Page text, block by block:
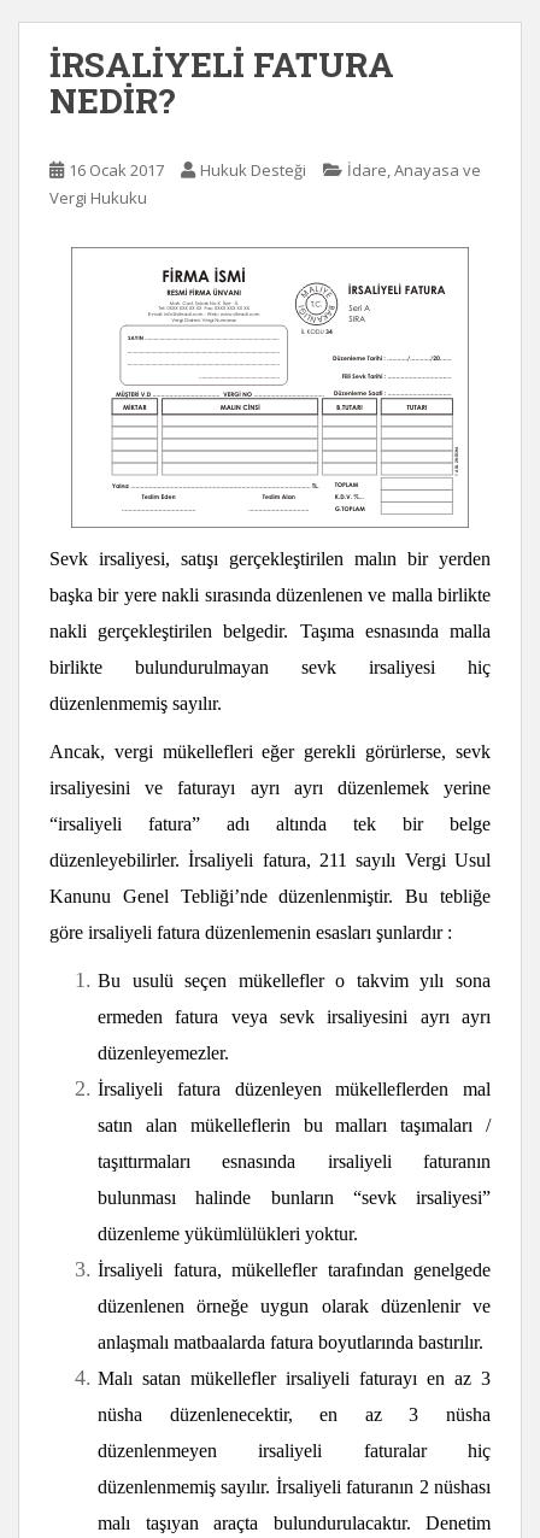
İRSALİYELİ FATURA
NEDİR?
16 Ocak 2017 Hukuk Desteği
İdare, Anayasa ve
Vergi Hukuku
Sevk irsaliyesi, satışı gerçekleştirilen malın bir yerden
başka bir yere nakli sırasında düzenlenen ve malla birlikte
nakli gerçekleştirilen belgedir. Taşıma esnasında malla
birlikte bulundurulmayan sevk irsaliyesi hiç
düzenlenmemiş sayılır.
Ancak, vergi mükellefleri eğer gerekli görürlerse, sevk
irsaliyesini ve faturayı ayrı ayrı düzenlemek yerine
“irsaliyeli fatura” adı altında tek bir belge
düzenleyebilirler. İrsaliyeli fatura, 211 sayılı Vergi Usul
Kanunu Genel Tebliği’nde düzenlenmiştir. Bu tebliğe
göre irsaliyeli fatura düzenlemenin esasları şunlardır :
Bu usulü seçen mükellefler o takvim yılı sona
ermeden fatura veya sevk irsaliyesini ayrı ayrı
düzenleyemezler.
İrsaliyeli fatura düzenleyen mükelleflerden mal
satın alan mükelleflerin bu malları taşımaları /
taşıttırmaları esnasında irsaliyeli faturanın
bulunması halinde bunların “sevk irsaliyesi”
düzenleme yükümlülükleri yoktur.
İrsaliyeli fatura, mükellefler tarafından genelgede
düzenlenen örneğe uygun olarak düzenlenir ve
anlaşmalı matbaalarda fatura boyutlarında bastırılır.
Malı satan mükellefler irsaliyeli faturayı en az 3
nüsha düzenlenecektir, en az 3 nüsha
düzenlenmeyen irsaliyeli faturalar hiç
düzenlenmemiş sayılır. İrsaliyeli faturanın 2 nüshası
malı taşıyan araçta bulundurulacaktır. Denetim